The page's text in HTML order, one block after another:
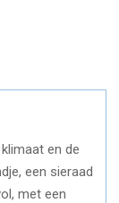
en de
een sieraad
met een